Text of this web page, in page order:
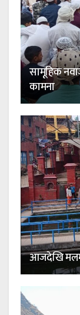
सामूहिक
कामना
आजदेखि